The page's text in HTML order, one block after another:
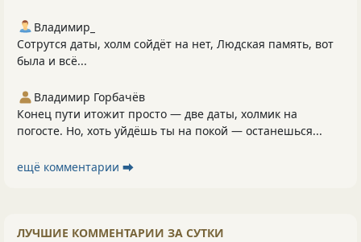
Владимир_
Сотрутся даты, холм сойдёт на нет, Людская память, вот
была и всё...
Владимир Горбачёв
Конец пути итожит просто — две даты, холмик на
погосте. Но, хоть уйдёшь ты на покой — останешься...
ещё комментарии ⮕
ЛУЧШИЕ КОММЕНТАРИИ ЗА СУТКИ